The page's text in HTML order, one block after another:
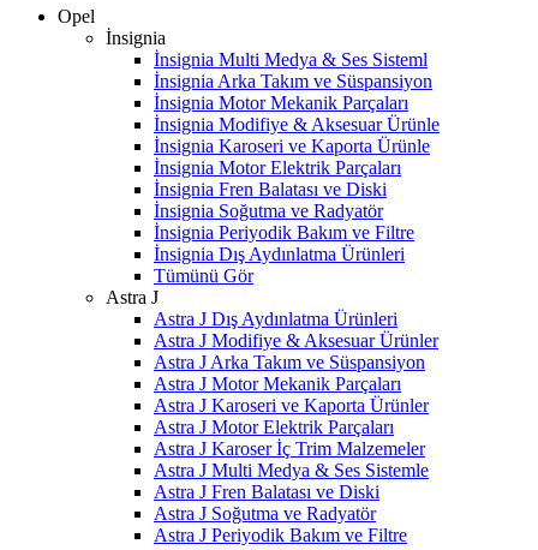
Opel
İnsignia
İnsignia Multi Medya & Ses Sisteml
İnsignia Arka Takım ve Süspansiyon
İnsignia Motor Mekanik Parçaları
İnsignia Modifiye & Aksesuar Ürünle
İnsignia Karoseri ve Kaporta Ürünle
İnsignia Motor Elektrik Parçaları
İnsignia Fren Balatası ve Diski
İnsignia Soğutma ve Radyatör
İnsignia Periyodik Bakım ve Filtre
İnsignia Dış Aydınlatma Ürünleri
Tümünü Gör
Astra J
Astra J Dış Aydınlatma Ürünleri
Astra J Modifiye & Aksesuar Ürünler
Astra J Arka Takım ve Süspansiyon
Astra J Motor Mekanik Parçaları
Astra J Karoseri ve Kaporta Ürünler
Astra J Motor Elektrik Parçaları
Astra J Karoser İç Trim Malzemeler
Astra J Multi Medya & Ses Sistemle
Astra J Fren Balatası ve Diski
Astra J Soğutma ve Radyatör
Astra J Periyodik Bakım ve Filtre